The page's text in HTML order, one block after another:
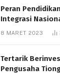
Peran
Integrasi
8 MARET 2023
Tertarik
Pengusaha